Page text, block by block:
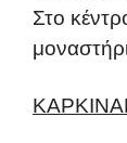
Στο